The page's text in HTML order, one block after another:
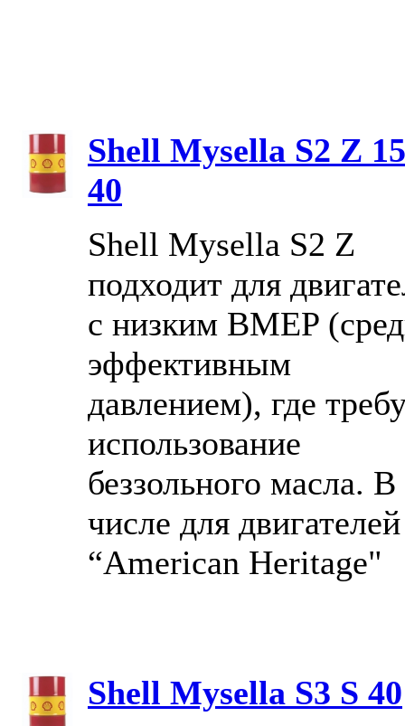
Shell Mysella S2 Z
40
Shell Mysella S2 Z
подходит для
с низким BMEP
эффективным
давлением), где
использование
беззольного масла.
числе для двигателей
“American Heritage"
Shell Mysella S3 S 40